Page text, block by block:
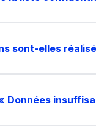
sont-elles
Données